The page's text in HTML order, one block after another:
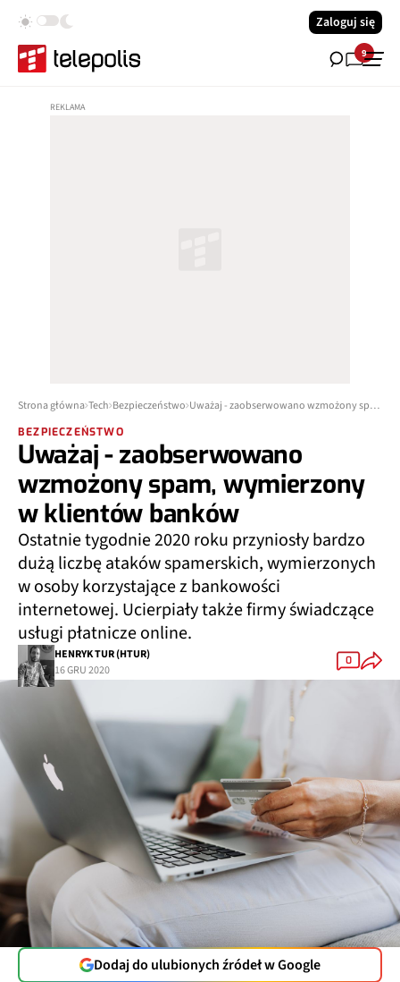
Zaloguj się
9
Strona główna Tech Bezpieczeństwo Uważaj - zaobserwowano wzmożony spam, wymierzony w klientów banków
BEZPIECZEŃSTWO
Uważaj - zaobserwowano
wzmożony spam, wymierzony
w klientów banków
Ostatnie tygodnie 2020 roku przyniosły bardzo
dużą liczbę ataków spamerskich, wymierzonych
w osoby korzystające z bankowości
internetowej. Ucierpiały także firmy świadczące
usługi płatnicze online.
HENRYK TUR (HTUR)
16 GRU 2020
0
Dodaj do ulubionych źródeł w Google